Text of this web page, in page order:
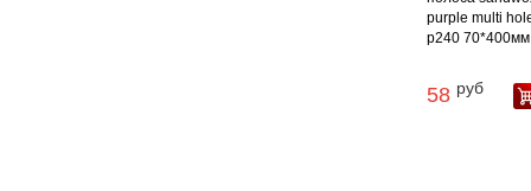
purple multi
p240 70*400мм
58 руб